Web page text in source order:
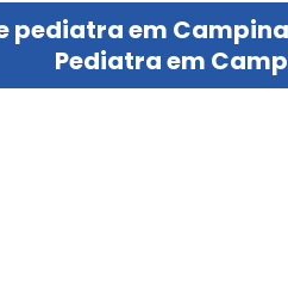
pediatra em
Pediatra em